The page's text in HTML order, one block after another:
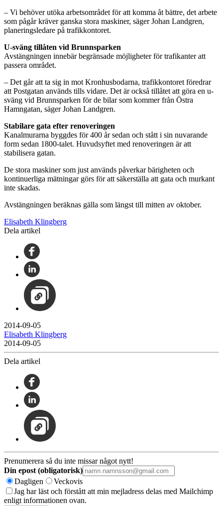
– Vi behöver utöka arbetsområdet för att komma åt bättre, det arbete
som pågår kräver ganska stora maskiner, säger Johan Landgren,
planeringsledare på trafikkontoret.
U-sväng tillåten vid Brunnsparken
Avstängningen innebär begränsade möjligheter för trafikanter att
passera området.
– Det går att ta sig in mot Kronhusbodarna, trafikkontoret föredrar
att Postgatan används tills vidare. Det är också tillåtet att göra en u-
sväng vid Brunnsparken för de bilar som kommer från Östra
Hamngatan, säger Johan Landgren.
Stabilare gata efter renoveringen
Kanalmurarna byggdes för 400 år sedan och stått i sin nuvarande
form sedan 1800-talet. Huvudsyftet med renoveringen är att
stabilisera gatan.
De stora maskiner som just används påverkar bärigheten och
kontinuerliga mätningar görs för att säkerställa att gata och murkant
inte skadas.
Avstängningen beräknas gälla som längst till mitten av oktober.
Elisabeth Klingberg
Dela artikel
2014-09-05
Elisabeth Klingberg
2014-09-05
Dela artikel
Prenumerera så du inte missar något nytt!
Din epost (obligatorisk)
Dagligen
Veckovis
Jag har läst och förstått att min mejladress delas med Mailchimp
enligt informationen ovan.